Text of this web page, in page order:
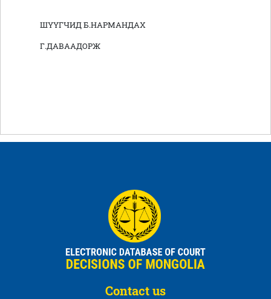
ШҮҮГЧИД Б.НАРМАНДАХ
Г.ДАВААДОРЖ
Contact us